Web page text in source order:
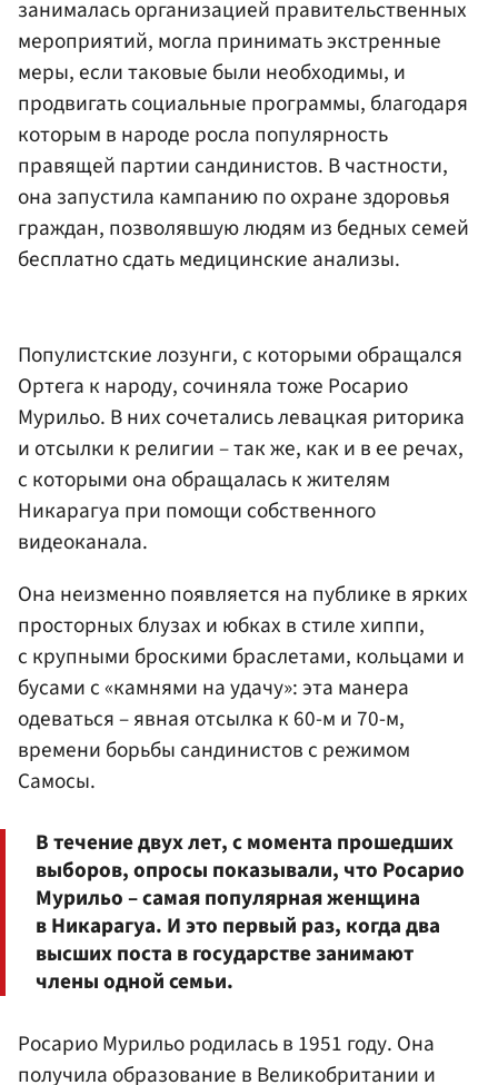
занималась организацией правительственных
мероприятий, могла принимать экстренные
меры, если таковые были необходимы, и
продвигать социальные программы, благодаря
которым в народе росла популярность
правящей партии сандинистов. В частности,
она запустила кампанию по охране здоровья
граждан, позволявшую людям из бедных семей
бесплатно сдать медицинские анализы.
Популистские лозунги, с которыми обращался
Ортега к народу, сочиняла тоже Росарио
Мурильо. В них сочетались левацкая риторика
и отсылки к религии – так же, как и в ее речах,
с которыми она обращалась к жителям
Никарагуа при помощи собственного
видеоканала.
Она неизменно появляется на публике в ярких
просторных блузах и юбках в стиле хиппи,
с крупными броскими браслетами, кольцами и
бусами с «камнями на удачу»: эта манера
одеваться – явная отсылка к 60-м и 70-м,
времени борьбы сандинистов с режимом
Самосы.
В течение двух лет, с момента прошедших
выборов, опросы показывали, что Росарио
Мурильо – самая популярная женщина
в Никарагуа. И это первый раз, когда два
высших поста в государстве занимают
члены одной семьи.
Росарио Мурильо родилась в 1951 году. Она
получила образование в Великобритании и